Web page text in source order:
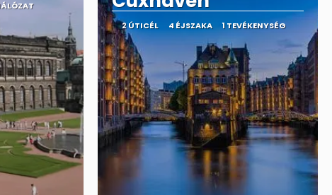
2 ÚTICÉL 4 ÉJSZAKA 1 TEVÉKENYSÉG